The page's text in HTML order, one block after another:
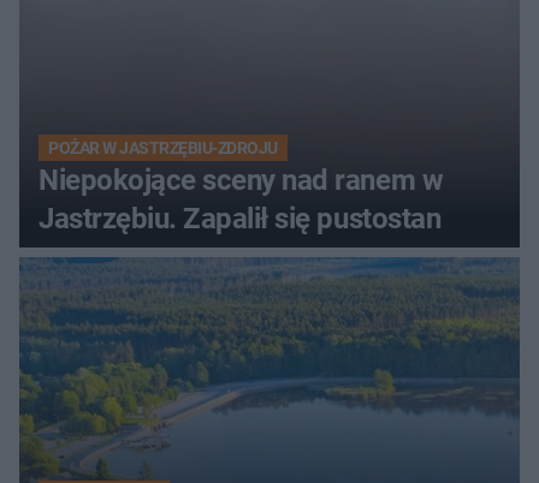
POŻAR W JASTRZĘBIU-ZDROJU
Niepokojące sceny nad ranem w
Jastrzębiu. Zapalił się pustostan